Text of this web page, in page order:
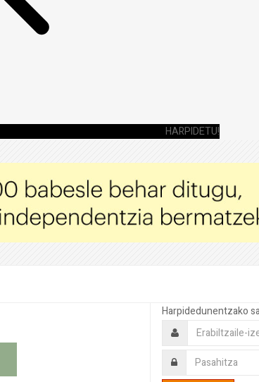
HARPIDETU!
Harpidedunentzako